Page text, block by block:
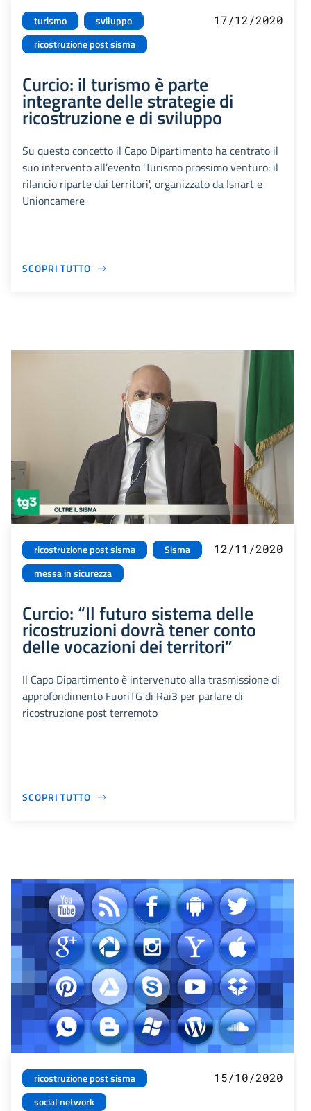
turismo
sviluppo
ricostruzione post sisma
17/12/2020
Curcio: il turismo è parte
integrante delle strategie di
ricostruzione e di sviluppo
Su questo concetto il Capo Dipartimento ha centrato il
suo intervento all’evento 'Turismo prossimo venturo: il
rilancio riparte dai territori', organizzato da Isnart e
Unioncamere
SCOPRI TUTTO
ricostruzione post sisma
Sisma
messa in sicurezza
12/11/2020
Curcio: “Il futuro sistema delle
ricostruzioni dovrà tener conto
delle vocazioni dei territori”
Il Capo Dipartimento è intervenuto alla trasmissione di
approfondimento FuoriTG di Rai3 per parlare di
ricostruzione post terremoto
SCOPRI TUTTO
ricostruzione post sisma
social network
15/10/2020